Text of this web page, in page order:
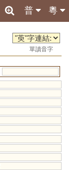
粵
普
單讀音字